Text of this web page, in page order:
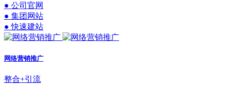
● 公司官网
● 集团网站
● 快速建站
网络营销推广
整合+引流